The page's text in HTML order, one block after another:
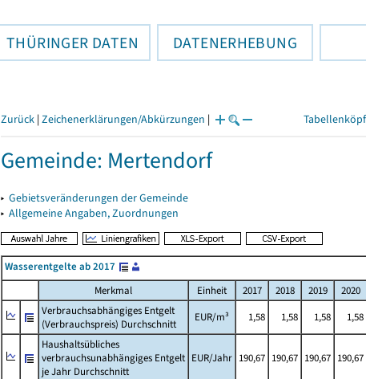
THÜRINGER DATEN DATENERHEBUNG
Zurück | Zeichenerklärungen/Abkürzungen |
Gemeinde: Mertendorf
▸ Gebietsveränderungen der Gemeinde
▸ Allgemeine Angaben, Zuordnungen
Wasserentgelte ab 2017
Merkmal
Einheit 2017 2018 2019 2020
Verbrauchsabhängiges Entgelt
(Verbrauchspreis) Durchschnitt
EUR/m³ 1,58 1,58 1,58 1,58
Haushaltsübliches
verbrauchsunabhängiges Entgelt
je Jahr Durchschnitt
EUR/Jahr 190,67 190,67 190,67 190,67